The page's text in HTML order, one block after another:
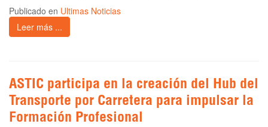
Publicado en Ultimas Noticias
Leer más ...
ASTIC participa en la creación del Hub del
Transporte por Carretera para impulsar la
Formación Profesional